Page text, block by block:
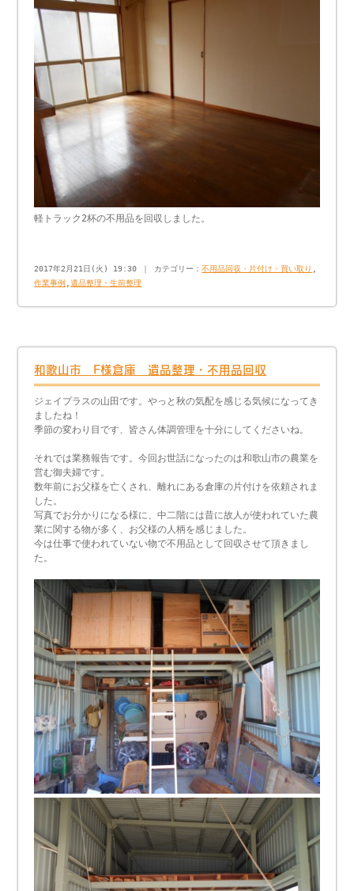
軽トラック2杯の不用品を回収しました。
2017年2月21日(火) 19:30 ｜ カテゴリー：不用品回収・片付け・買い取り
作業事例
,遺品整理・生前整理
和歌山市 F様倉庫 遺品整理・不用品回収
ジェイプラスの山田です。やっと秋の気配を感じる気候になってき
ましたね！
季節の変わり目です、皆さん体調管理を十分にしてくださいね。
それでは業務報告です。今回お世話になったのは和歌山市の農業を
営む御夫婦です。
数年前にお父様を亡くされ、離れにある倉庫の片付けを依頼されま
した。
写真でお分かりになる様に、中二階には昔に故人が使われていた農
業に関する物が多く、お父様の人柄を感じました。
今は仕事で使われていない物で不用品として回収させて頂きまし
た。